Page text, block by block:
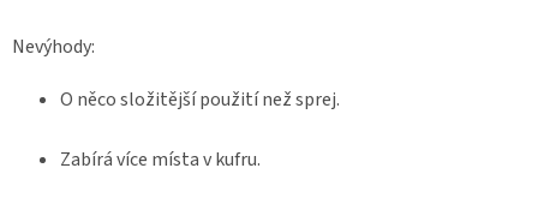
Nevýhody:
O něco složitější použití než sprej.
Zabírá více místa v kufru.